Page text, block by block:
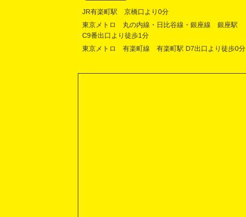
JR有楽町駅 京橋口より0分
東京メトロ 丸の内線・日比谷線・銀座線 銀座駅
C9番出口より徒歩1分
東京メトロ 有楽町線 有楽町駅 D7出口より徒歩0分